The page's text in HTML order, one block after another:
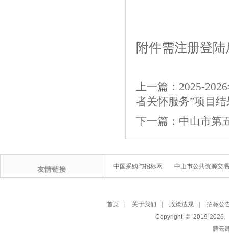
附件需注册登
上一篇： 2025-
者关怀服务”项目
下一篇： 中山市第
友情链接 中国采购与招标网 中山市公共资源交
首页 关于我们 政策法规
招标公
Copyright © 2019-2026
腾云